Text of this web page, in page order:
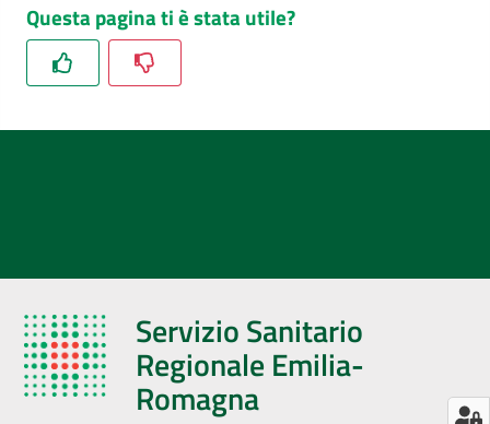
Questa pagina ti è stata utile?
Servizio Sanitario
Regionale Emilia-
Romagna